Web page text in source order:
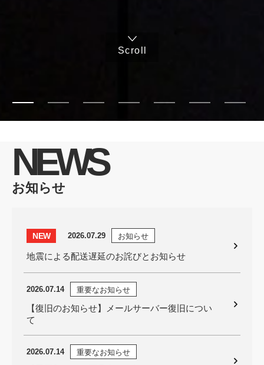
Scroll
NEWS
お知らせ
NEW 2026.07.29 お知らせ
地震による配送遅延のお詫びとお知らせ
2026.07.14 重要なお知らせ
【復旧のお知らせ】メールサーバー復旧につい
て
2026.07.14 重要なお知らせ